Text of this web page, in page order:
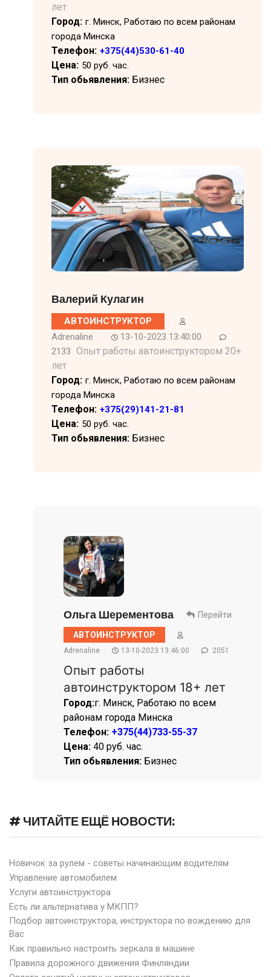
лет
Город: г. Минск, Работаю по всем районам
города Минска
Телефон: +375(44)530-61-40
Цена: 50 руб. час.
Тип обьявления: Бизнес
Валерий Кулагин
АВТОИНСТРУКТОР
Adrenaline
13-10-2023 13:40:00
2133 Опыт работы автоинструктором 20+
лет
Город: г. Минск, Работаю по всем районам
города Минска
Телефон: +375(29)141-21-81
Цена: 50 руб. час.
Тип обьявления: Бизнес
Ольга Шерементова Перейти
АВТОИНСТРУКТОР
Adrenaline 13-10-2023 13:46:00 2051
Опыт работы
автоинструктором 18+ лет
Город:г. Минск, Работаю по всем
районам города Минска
Телефон: +375(44)733-55-37
Цена: 40 руб. час.
Тип обьявления: Бизнес
# ЧИТАЙТЕ ЕЩЁ НОВОСТИ:
Новичок за рулем - советы начинающим водителям
Управление автомобилем
Услуги автоинструктора
Есть ли альтернатива у МКПП?
Подбор автоинструктора, инструктора по вождению для
Вас
Как правильно настроить зеркала в машине
Правила дорожного движения Финляндии